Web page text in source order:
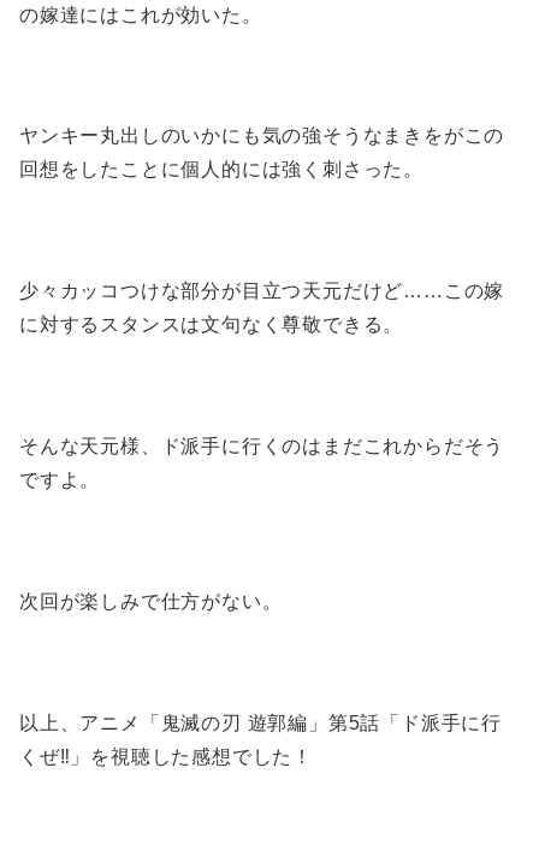
の嫁達にはこれが効いた。
ヤンキー丸出しのいかにも気の強そうなまきをがこの
回想をしたことに個人的には強く刺さった。
少々カッコつけな部分が目立つ天元だけど……この嫁
に対するスタンスは文句なく尊敬できる。
そんな天元様、ド派手に行くのはまだこれからだそう
ですよ。
次回が楽しみで仕方がない。
以上、アニメ「鬼滅の刃 遊郭編」第5話「ド派手に行
くぜ‼」を視聴した感想でした！